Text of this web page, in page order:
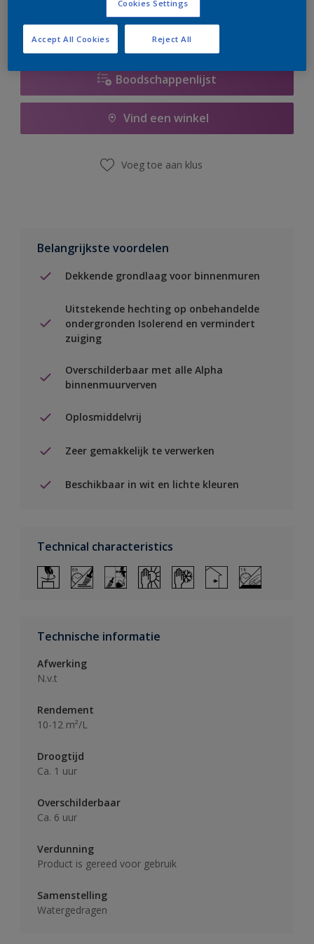
Boodschappenlijst
Vind een winkel
Voeg toe aan klus
Belangrijkste voordelen
Dekkende grondlaag voor binnenmuren
Uitstekende hechting op onbehandelde
ondergronden Isolerend en vermindert
zuiging
Overschilderbaar met alle Alpha
binnenmuurverven
Oplosmiddelvrij
Zeer gemakkelijk te verwerken
Beschikbaar in wit en lichte kleuren
Technical characteristics
Technische informatie
Afwerking
N.v.t
Rendement
10-12 m²/L
Droogtijd
Ca. 1 uur
Overschilderbaar
Ca. 6 uur
Verdunning
Product is gereed voor gebruik
Samenstelling
Watergedragen
Cookies Settings
Reject All
Accept All Cookies